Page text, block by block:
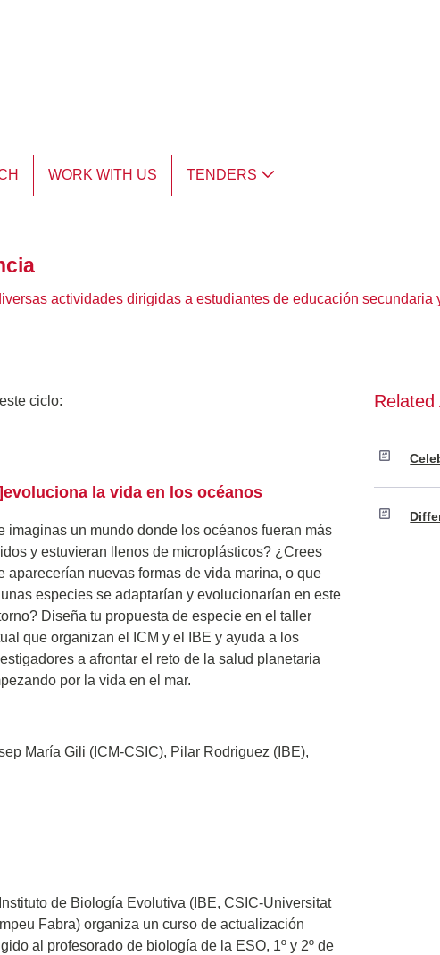
WORK WITH US TENDERS
actividades dirigidas a estudiantes de educación secundaria
ciclo:
la vida en los océanos
imaginas un mundo donde los océanos fueran más
y estuvieran llenos de microplásticos? ¿Crees
aparecerían nuevas formas de vida marina, o que
especies se adaptarían y evolucionarían en este
Diseña tu propuesta de especie en el taller
que organizan el ICM y el IBE y ayuda a los
a afrontar el reto de la salud planetaria
por la vida en el mar.
María Gili (ICM-CSIC), Pilar Rodriguez (IBE),
de Biología Evolutiva (IBE, CSIC-Universitat
Fabra) organiza un curso de actualización
al profesorado de biología de la ESO, 1º y 2º de
Related